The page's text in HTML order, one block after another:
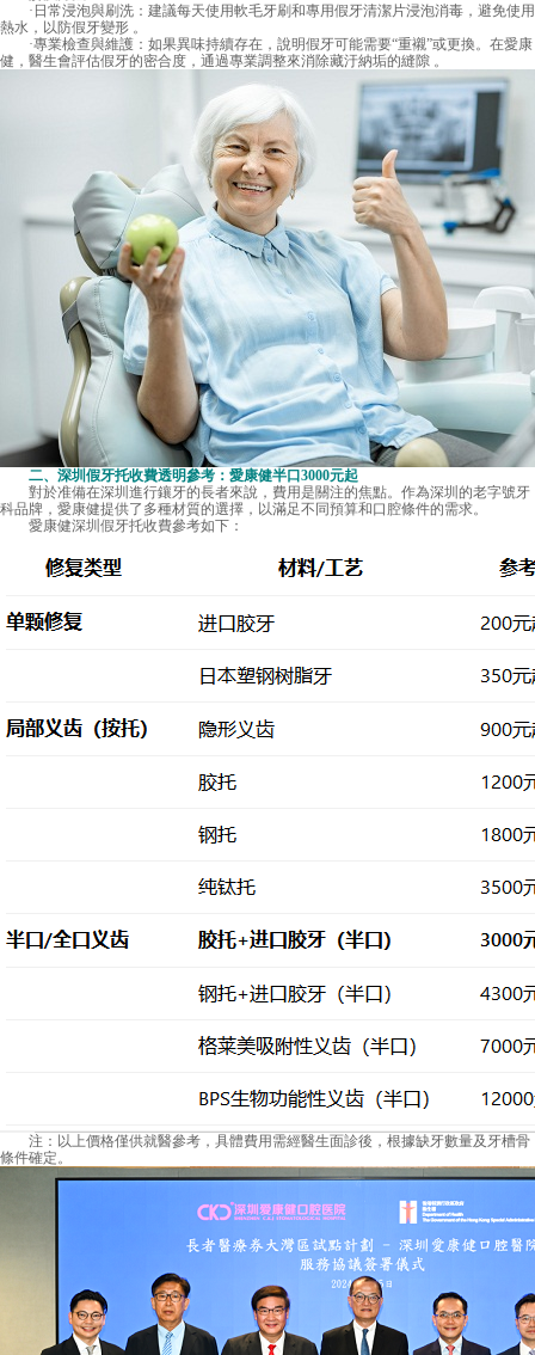
·日常浸泡與刷洗：建議每天使用軟毛牙刷和專用假牙清潔片浸泡消毒，避免使用
熱水，以防假牙變形 。
·專業檢查與維護：如果異味持續存在，說明假牙可能需要“重襯”或更換。在愛康
健，醫生會評估假牙的密合度，通過專業調整來消除藏汙納垢的縫隙 。
二、深圳假牙托收費透明參考：愛康健半口3000元起
對於准備在深圳進行鑲牙的長者來說，費用是關注的焦點。作為深圳的老字號牙
科品牌，愛康健提供了多種材質的選擇，以滿足不同預算和口腔條件的需求。
愛康健深圳假牙托收費參考如下：
注：以上價格僅供就醫參考，具體費用需經醫生面診後，根據缺牙數量及牙槽骨
條件確定。